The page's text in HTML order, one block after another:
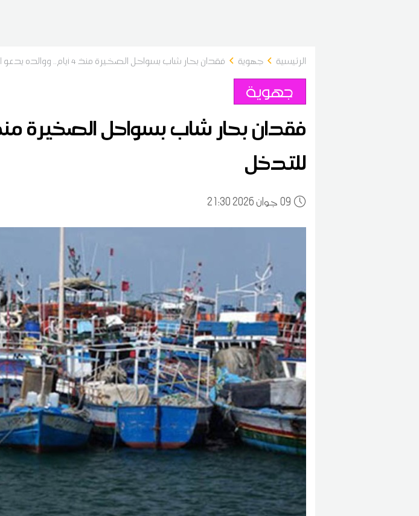
الرئيسية جهوية فقدان بحار شاب بسواحل الصخيرة منذ 4 أيام.. ووالده يدعو السلطات للتدخل
جهوية
للتدخل
0921:30 2026 جوان